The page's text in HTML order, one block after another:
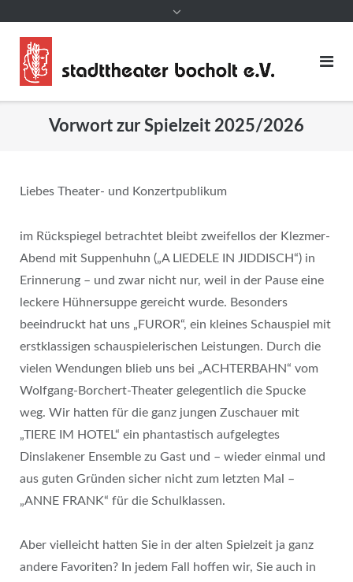
Vorwort zur Spielzeit 2025/2026
Liebes Theater- und Konzertpublikum
im Rückspiegel betrachtet bleibt zweifellos der Klezmer-
Abend mit Suppenhuhn („A LIEDELE IN JIDDISCH“) in
Erinnerung – und zwar nicht nur, weil in der Pause eine
leckere Hühnersuppe gereicht wurde. Besonders
beeindruckt hat uns „FUROR“, ein kleines Schauspiel mit
erstklassigen schauspielerischen Leistungen. Durch die
vielen Wendungen blieb uns bei „ACHTERBAHN“ vom
Wolfgang-Borchert-Theater gelegentlich die Spucke
weg. Wir hatten für die ganz jungen Zuschauer mit
„TIERE IM HOTEL“ ein phantastisch aufgelegtes
Dinslakener Ensemble zu Gast und – wieder einmal und
aus guten Gründen sicher nicht zum letzten Mal –
„ANNE FRANK“ für die Schulklassen.
Aber vielleicht hatten Sie in der alten Spielzeit ja ganz
andere Favoriten? In jedem Fall hoffen wir, Sie auch in